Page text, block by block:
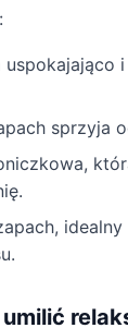
uspokajająco i
sprzyja
idealny